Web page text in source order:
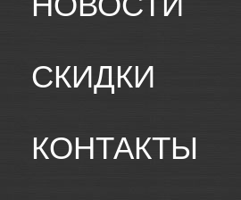
СКИДКИ
КОНТАКТЫ